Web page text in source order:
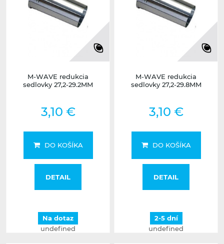
M-WAVE redukcia
sedlovky 27,2-29.2MM
3,10 €
DO KOŠÍKA
DETAIL
Na dotaz
undefined
M-WAVE redukcia
sedlovky 27,2-29.8MM
3,10 €
DO KOŠÍKA
DETAIL
2-5 dní
undefined